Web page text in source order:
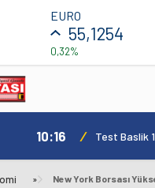
EURO
55,1254
0,32%
10:16 / Test Baslik
» New York Borsası